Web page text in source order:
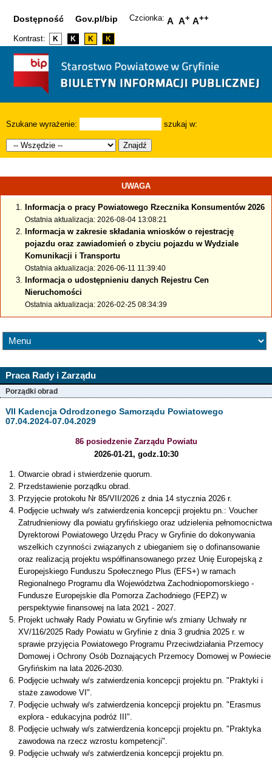
Dostępność Gov.pl/bip Czcionka: A A+ A++
Kontrast: K K K K
Szukane wyrażenie: szukaj w:
Znajdź
UWAGA
Informacja o pracy Powiatowego Rzecznika Konsumentów 2026
Ostatnia aktualizacja: 2026-08-04 13:08:21
Informacja w zakresie składania wniosków o rejestrację
pojazdu oraz zawiadomień o zbyciu pojazdu w Wydziale
Komunikacji i Transportu
Ostatnia aktualizacja: 2026-06-11 11:39:40
Informacja o udostępnieniu danych Rejestru Cen
Nieruchomości
Ostatnia aktualizacja: 2026-02-25 08:34:39
Praca Rady i Zarządu
Porządki obrad
VII Kadencja Odrodzonego Samorządu Powiatowego
07.04.2024-07.04.2029
86 posiedzenie Zarządu Powiatu
2026-01-21, godz.10:30
Otwarcie obrad i stwierdzenie quorum.
Przedstawienie porządku obrad.
Przyjęcie protokołu Nr 85/VII/2026 z dnia 14 stycznia 2026 r.
Podjęcie uchwały w/s zatwierdzenia koncepcji projektu pn.: Voucher
Zatrudnieniowy dla powiatu gryfińskiego oraz udzielenia pełnomocnictwa
Dyrektorowi Powiatowego Urzędu Pracy w Gryfinie do dokonywania
wszelkich czynności związanych z ubieganiem się o dofinansowanie
oraz realizacją projektu współfinansowanego przez Unię Europejską z
Europejskiego Funduszu Społecznego Plus (EFS+) w ramach
Regionalnego Programu dla Województwa Zachodniopomorskiego -
Fundusze Europejskie dla Pomorza Zachodniego (FEPZ) w
perspektywie finansowej na lata 2021 - 2027.
Projekt uchwały Rady Powiatu w Gryfinie w/s zmiany Uchwały nr
XV/116/2025 Rady Powiatu w Gryfinie z dnia 3 grudnia 2025 r. w
sprawie przyjęcia Powiatowego Programu Przeciwdziałania Przemocy
Domowej i Ochrony Osób Doznających Przemocy Domowej w Powiecie
Gryfińskim na lata 2026-2030.
Podjęcie uchwały w/s zatwierdzenia koncepcji projektu pn. "Praktyki i
staże zawodowe VI".
Podjęcie uchwały w/s zatwierdzenia koncepcji projektu pn. "Erasmus
explora - edukacyjna podróż III".
Podjęcie uchwały w/s zatwierdzenia koncepcji projektu pn. "Praktyka
zawodowa na rzecz wzrostu kompetencji".
Podjęcie uchwały w/s zatwierdzenia koncepcji projektu pn.